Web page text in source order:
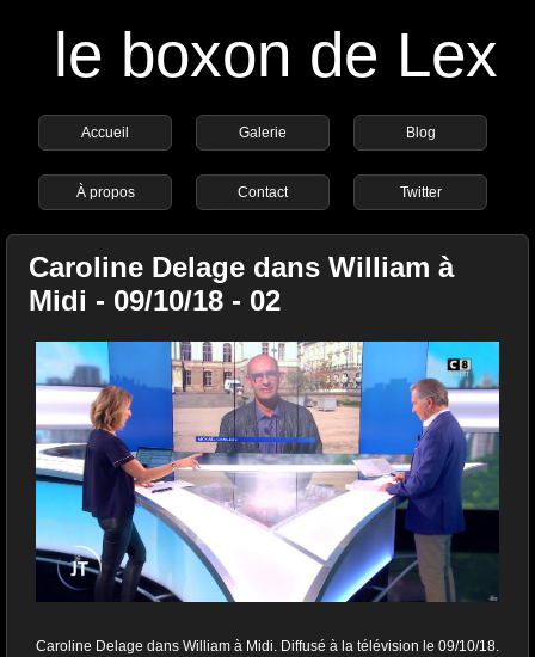
le boxon de Lex
Accueil Galerie Blog
À propos Contact Twitter
Caroline Delage dans William à
Midi - 09/10/18 - 02
Caroline Delage dans William à Midi. Diffusé à la télévision le 09/10/18.